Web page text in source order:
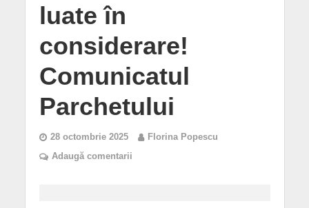
luate în
considerare!
Comunicatul
Parchetului
28 octombrie 2025
Florina Popescu
Adaugă comentarii